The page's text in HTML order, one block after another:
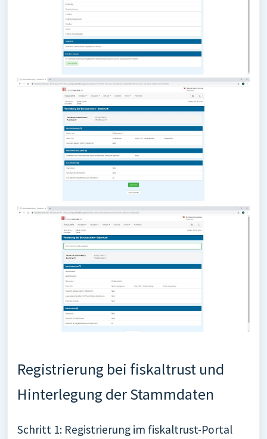
Registrierung bei fiskaltrust und
Hinterlegung der Stammdaten
Schritt 1: Registrierung im fiskaltrust-Portal